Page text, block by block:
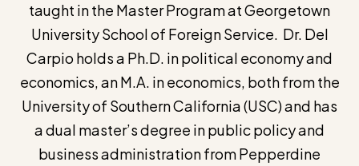
taught in the Master Program at Georgetown
University School of Foreign Service. Dr. Del
Carpio holds a Ph.D. in political economy and
economics, an M.A. in economics, both from the
University of Southern California (USC) and has
a dual master’s degree in public policy and
business administration from Pepperdine